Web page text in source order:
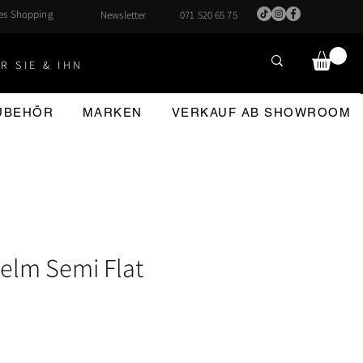
Shopping Newsletter 071 520 65 75
SIE & IHN
MARKEN VERKAUF AB SHOWROOM
Semi Flat